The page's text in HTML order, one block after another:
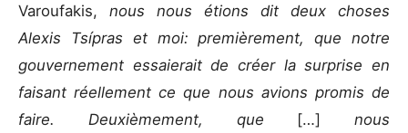
Varoufakis, nous nous étions dit deux choses
Alexis Tsípras et moi: premièrement, que notre
gouvernement essaierait de créer la surprise en
faisant réellement ce que nous avions promis de
faire. Deuxièmement, que […] nous